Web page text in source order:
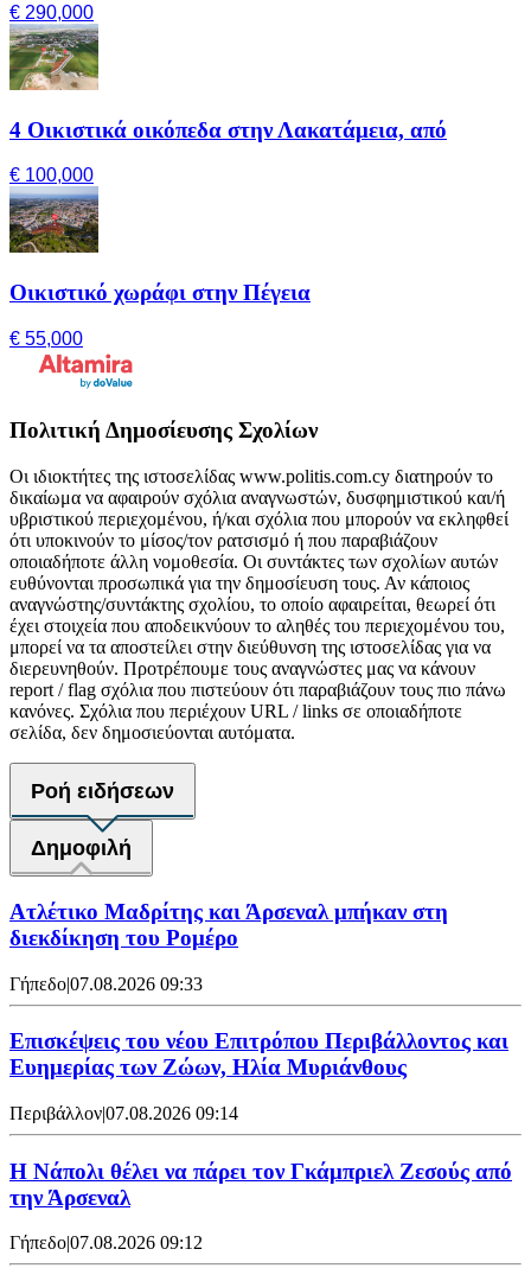
€ 290,000
4 Οικιστικά οικόπεδα στην Λακατάμεια, από
€ 100,000
Οικιστικό χωράφι στην Πέγεια
€ 55,000
Πολιτική Δημοσίευσης Σχολίων
Οι ιδιοκτήτες της ιστοσελίδας www.politis.com.cy διατηρούν το
δικαίωμα να αφαιρούν σχόλια αναγνωστών, δυσφημιστικού και/ή
υβριστικού περιεχομένου, ή/και σχόλια που μπορούν να εκληφθεί
ότι υποκινούν το μίσος/τον ρατσισμό ή που παραβιάζουν
οποιαδήποτε άλλη νομοθεσία. Οι συντάκτες των σχολίων αυτών
ευθύνονται προσωπικά για την δημοσίευση τους. Αν κάποιος
αναγνώστης/συντάκτης σχολίου, το οποίο αφαιρείται, θεωρεί ότι
έχει στοιχεία που αποδεικνύουν το αληθές του περιεχομένου του,
μπορεί να τα αποστείλει στην διεύθυνση της ιστοσελίδας για να
διερευνηθούν. Προτρέπουμε τους αναγνώστες μας να κάνουν
report / flag σχόλια που πιστεύουν ότι παραβιάζουν τους πιο πάνω
κανόνες. Σχόλια που περιέχουν URL / links σε οποιαδήποτε
σελίδα, δεν δημοσιεύονται αυτόματα.
Ροή ειδήσεων
Δημοφιλή
Ατλέτικο Μαδρίτης και Άρσεναλ μπήκαν στη
διεκδίκηση του Ρομέρο
Γήπεδο|07.08.2026 09:33
Επισκέψεις του νέου Επιτρόπου Περιβάλλοντος και
Ευημερίας των Ζώων, Ηλία Μυριάνθους
Περιβάλλον|07.08.2026 09:14
Η Νάπολι θέλει να πάρει τον Γκάμπριελ Ζεσούς από
την Άρσεναλ
Γήπεδο07.08.2026 09:12